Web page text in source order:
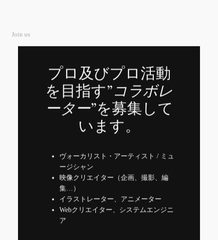
Join us
プロ及びプロ活動
を目指す”コラボレ
ーター”を募集して
います。
ヴォーカリスト・アーティスト / ミュ
ージシャン
映像クリエイター（企画、撮影、編
集…）
イラストレーター、アニメーター
Webクリエイター、システムエンジニ
ア